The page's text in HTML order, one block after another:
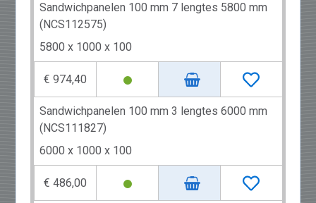
Sandwichpanelen 100 mm 7 lengtes 5800 mm
(NCS112575)
5800 x 1000 x 100
€ 974,40
Sandwichpanelen 100 mm 3 lengtes 6000 mm
(NCS111827)
6000 x 1000 x 100
€ 486,00